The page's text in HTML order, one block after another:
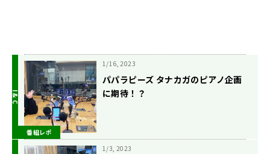
番組レポ
1/16, 2023
パパラピーズ タナカガのピアノ企画
に期待！？
1/3, 2023